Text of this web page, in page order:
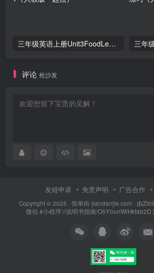
三年级英语上册Unit3FoodLesson2同步练习1（人教版一起点）
评论 抢沙发
友链申请 免责声明 广告合作
Copyright © 2025 · 简单街-jiandanjie.com · 由
微信 #小程序://说明书指南/O5Y0unWlHkfab2D